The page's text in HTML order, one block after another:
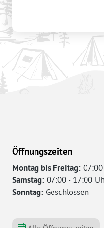
Öffnungszeiten
Montag bis Freitag:
Samstag: 07:00 - 17:00
Sonntag: Geschlossen